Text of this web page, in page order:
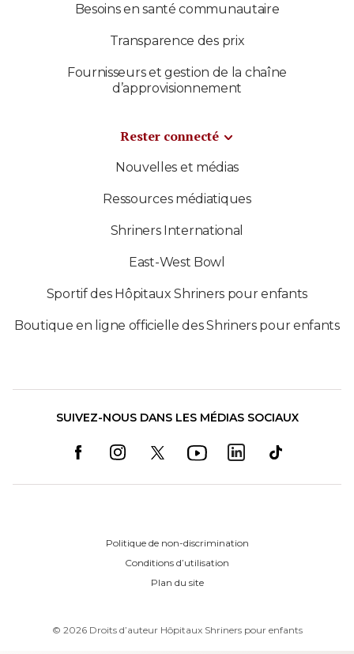
Besoins en santé communautaire
Transparence des prix
Fournisseurs et gestion de la chaîne
d’approvisionnement
Rester connecté
Nouvelles et médias
Ressources médiatiques
Shriners International
East-West Bowl
Sportif des Hôpitaux Shriners pour enfants
Boutique en ligne officielle des Shriners pour enfants
SUIVEZ-NOUS DANS LES MÉDIAS SOCIAUX
Politique de non-discrimination
Conditions d’utilisation
Plan du site
© 2026 Droits d’auteur Hôpitaux Shriners pour enfants